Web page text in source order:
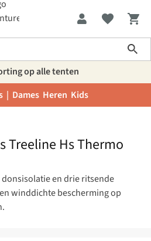
op alle tenten
| Dames Heren Kids
Treeline Hs Thermo
donsisolatie en drie ritsende
winddichte bescherming op